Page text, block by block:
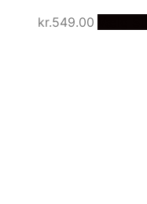
kr.549.00